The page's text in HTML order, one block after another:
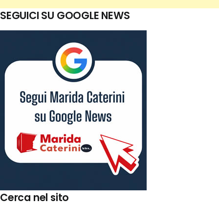
SEGUICI SU GOOGLE NEWS
Cerca nel sito